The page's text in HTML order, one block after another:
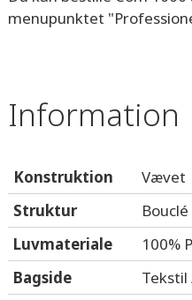
menupunktet
Information
Konstruktion
Vævet
Struktur
Bouclé
Luvmateriale
100%
Bagside